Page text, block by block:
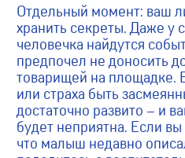
Отдельный момент: ваш
хранить секреты. Даже у
человечка найдутся
предпочел не доносить
товарищей на площадке.
или страха быть
достаточно развито – и
будет неприятна. Если
что малыш недавно